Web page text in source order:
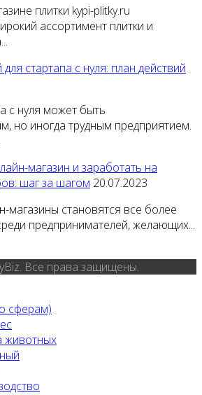
плитки kypi-plitky.ru
ассортимент плитки и
стартапа с нуля: план действий
с нуля может быть
но иногда трудным предприятием.
магазин и заработать на
шаг за шагом 20.07.2023
магазины становятся все более
предпринимателей, желающих...
Все права защищены.
сферам)
животных